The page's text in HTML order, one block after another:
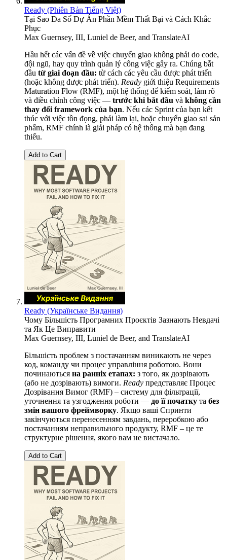
Ready (Phiên Bản Tiếng Việt)
Tại Sao Đa Số Dự Án Phần Mềm Thất Bại và Cách Khắc
Phục
Max Guernsey, III, Luniel de Beer, and TranslateAI
Hầu hết các vấn đề về việc chuyển giao không phải do code,
đội ngũ, hay quy trình quản lý công việc gây ra. Chúng bắt
đầu từ giai đoạn đầu: từ cách các yêu cầu được phát triển
(hoặc không được phát triển). Ready giới thiệu Requirements
Maturation Flow (RMF), một hệ thống để kiểm soát, làm rõ
và điều chỉnh công việc — trước khi bắt đầu và không cần
thay đổi framework của bạn. Nếu các Sprint của bạn kết
thúc với việc tồn đọng, phải làm lại, hoặc chuyển giao sai sản
phẩm, RMF chính là giải pháp có hệ thống mà bạn đang
thiếu.
Add to Cart
Ready (Українське Видання)
Чому Більшість Програмних Проєктів Зазнають Невдачі
та Як Це Виправити
Max Guernsey, III, Luniel de Beer, and TranslateAI
Більшість проблем з постачанням виникають не через
код, команду чи процес управління роботою. Вони
починаються на ранніх етапах: з того, як дозрівають
(або не дозрівають) вимоги. Ready представляє Процес
Дозрівання Вимог (RMF) – систему для фільтрації,
уточнення та узгодження роботи — до її початку та без
змін вашого фреймворку. Якщо ваші Спринти
закінчуються перенесенням завдань, переробкою або
постачанням неправильного продукту, RMF – це те
структурне рішення, якого вам не вистачало.
Add to Cart